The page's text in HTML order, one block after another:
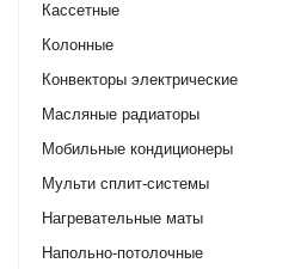
Кассетные
Колонные
Конвекторы электрические
Масляные радиаторы
Мобильные кондиционеры
Мульти сплит-системы
Нагревательные маты
Напольно-потолочные